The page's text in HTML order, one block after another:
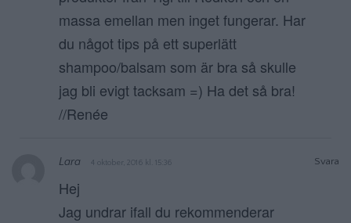
massa emellan men inget fungerar. Har
du något tips på ett superlätt
shampoo/balsam som är bra så skulle
jag bli evigt tacksam =) Ha det så bra!
//Renée
Svara
Lara 4 oktober, 2016 kl. 15:36
Hej
Jag undrar ifall du rekommenderar